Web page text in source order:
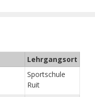
Lehrgangsort
Sportschule
Ruit